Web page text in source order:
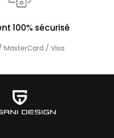
100% sécurisé
MasterCard / Visa